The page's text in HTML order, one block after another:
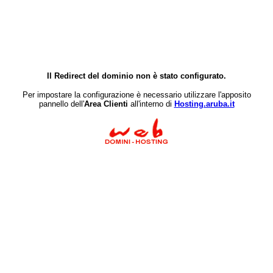
Il Redirect del dominio non è stato configurato.
Per impostare la configurazione è necessario utilizzare l'apposito
pannello dell'Area Clienti all'interno di Hosting.aruba.it